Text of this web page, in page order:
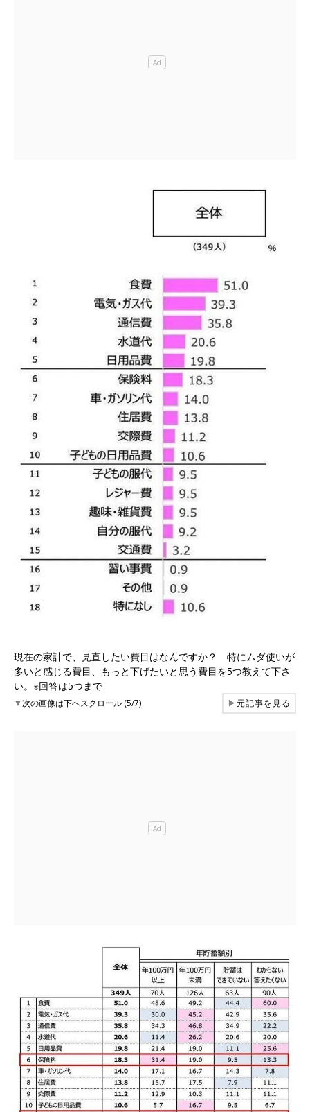
現在の家計で、見直したい費目はなんですか？ 特にムダ使いが
多いと感じる費目、もっと下げたいと思う費目を5つ教えて下さ
い。※回答は5つまで
▼次の画像は下へスクロール (5/7) ▶元記事を見る